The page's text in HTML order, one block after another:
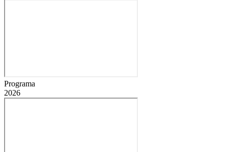
Programa
2026